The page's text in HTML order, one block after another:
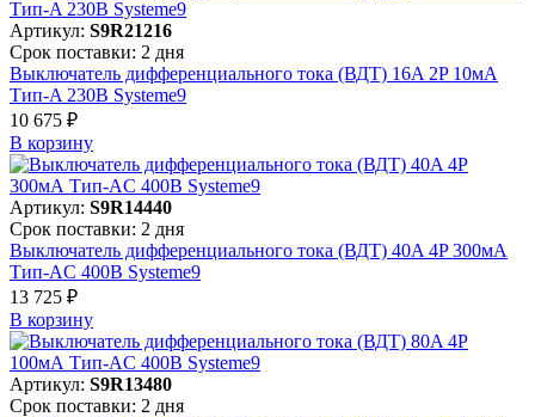
Артикул: S9R21216
Срок поставки: 2 дня
Выключатель дифференциального тока (ВДТ) 16A 2P 10мА
Тип-A 230В Systeme9
10 675 ₽
В корзинy
Артикул: S9R14440
Срок поставки: 2 дня
Выключатель дифференциального тока (ВДТ) 40A 4P 300мА
Тип-AC 400В Systeme9
13 725 ₽
В корзинy
Артикул: S9R13480
Срок поставки: 2 дня